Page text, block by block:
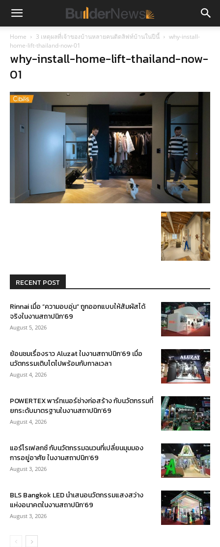
Home 3 เหตุผลที่เจ้าของบ้านหลายคนติดลิฟท์บ้านในปีนี้
why-install-
home-lift-thailand-now-01
why-install-home-lift-thailand-now-
01
RECENT POST
Rinnai เมื่อ “ความอบอุ่น” ถูกออกแบบให้สัมผัสได้
จริงในงานสถาปนิก’69
August 5, 2026
ย้อนชมเรื่องราว Aluzat ในงานสถาปนิก’69 เมื่อ
นวัตกรรมเติบโตไปพร้อมกับกาลเวลา
August 4, 2026
POWERTEX พาร์ทเนอร์ช่างก่อสร้าง กับนวัตกรรมที่
ยกระดับมาตรฐานในงานสถาปนิก’69
August 4, 2026
แอร์โรเฟลกซ์ กับนวัตกรรมฉนวนที่เปลี่ยนมุมมอง
การอยู่อาศัย ในงานสถาปนิก’69
August 3, 2026
BLS Bangkok LED นำเสนอนวัตกรรมแสงสว่าง
แห่งอนาคตในงานสถาปนิก’69
August 3, 2026